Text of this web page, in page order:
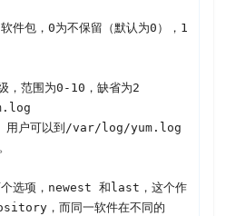
包，0为不保留（默认为0），1
范围为0-10，缺省为2
用户可以到/var/log/yum.log
选项，newest 和last，这个作
，而同一软件在不同的